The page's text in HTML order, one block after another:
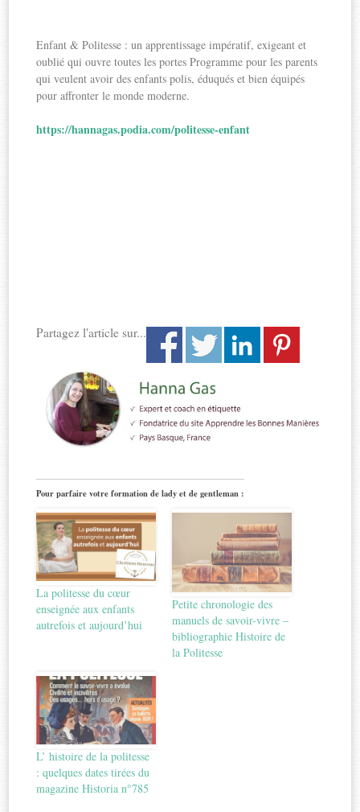
Enfant & Politesse : un apprentissage impératif, exigeant et
oublié qui ouvre toutes les portes Programme pour les parents
qui veulent avoir des enfants polis, éduqués et bien équipés
pour affronter le monde moderne.
https://hannagas.podia.com/politesse-enfant
Partagez l'article sur...
Pour parfaire votre formation de lady et de gentleman :
La politesse du cœur
enseignée aux enfants
autrefois et aujourd’hui
Petite chronologie des
manuels de savoir-vivre –
bibliographie Histoire de
la Politesse
L’ histoire de la politesse
: quelques dates tirées du
magazine Historia n°785